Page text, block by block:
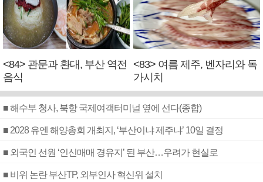
<84> 관문과 환대, 부산 역전
음식
<83> 여름 제주, 벤자리와 독
가시치
■ 해수부 청사, 북항 국제여객터미널 옆에 선다(종합)
■ 2028 유엔 해양총회 개최지, ‘부산이냐 제주냐’ 10일 결정
■ 외국인 선원 ‘인신매매 경유지’ 된 부산…우려가 현실로
■ 비위 논란 부산TP, 외부인사 혁신위 설치